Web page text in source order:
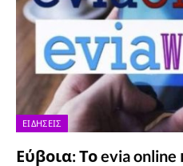
ΕΙΔΉΣΕΙΣ
Εύβοια: Το evia online